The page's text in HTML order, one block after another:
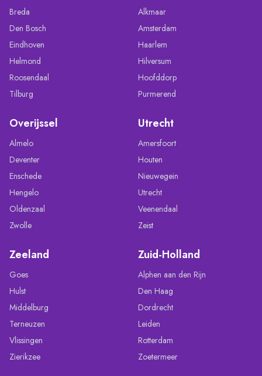
Breda
Den Bosch
Eindhoven
Helmond
Roosendaal
Tilburg
Alkmaar
Amsterdam
Haarlem
Hilversum
Hoofddorp
Purmerend
Overijssel
Almelo
Deventer
Enschede
Hengelo
Oldenzaal
Zwolle
Utrecht
Amersfoort
Houten
Nieuwegein
Utrecht
Veenendaal
Zeist
Zeeland
Goes
Hulst
Middelburg
Terneuzen
Vlissingen
Zierikzee
Zuid-Holland
Alphen aan den Rijn
Den Haag
Dordrecht
Leiden
Rotterdam
Zoetermeer